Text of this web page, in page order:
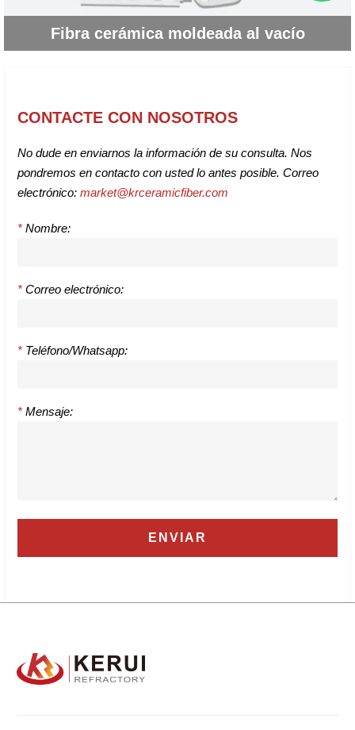
Fibra cerámica moldeada al vacío
CONTACTE CON NOSOTROS
No dude en enviarnos la información de su consulta. Nos
pondremos en contacto con usted lo antes posible. Correo
electrónico: market@krceramicfiber.com
* Nombre:
* Correo electrónico:
* Teléfono/Whatsapp:
* Mensaje: